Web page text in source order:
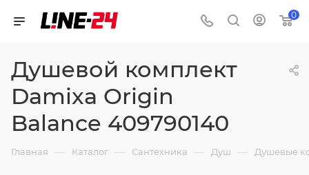
0
Душевой комплект
Damixa Origin
Balance 409790140
Главная — Каталог — Сантехника — Душ — Душевые